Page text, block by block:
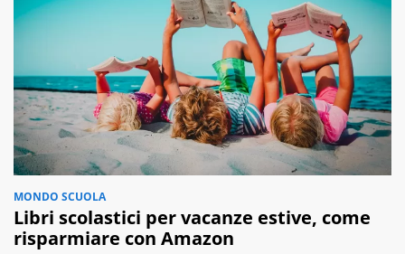
MONDO SCUOLA
Libri scolastici per vacanze estive, come
risparmiare con Amazon